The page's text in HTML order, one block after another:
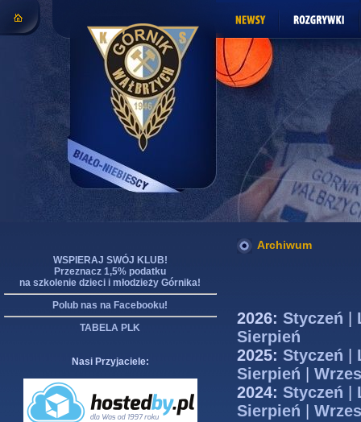
WSPIERAJ SWÓJ KLUB!
Przeznacz 1,5% podatku
na szkolenie dzieci i młodzieży Górnika!
Polub nas na Facebooku!
TABELA PLK
Nasi Przyjaciele:
Archiwum
2026: Styczeń
Sierpień
2025: Styczeń
Sierpień
2024: Styczeń
Sierpień